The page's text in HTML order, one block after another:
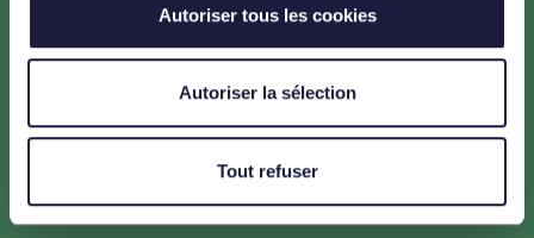
Autoriser tous les cookies
Autoriser la sélection
Tout refuser
Un projet pour la transition énergétique
Un projet en faveur de l’environnement
Un projet maîtrisé et adapté au territoire
Les ressources et actualités